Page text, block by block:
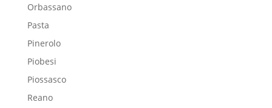
Orbassano
Pasta
Pinerolo
Piobesi
Piossasco
Reano